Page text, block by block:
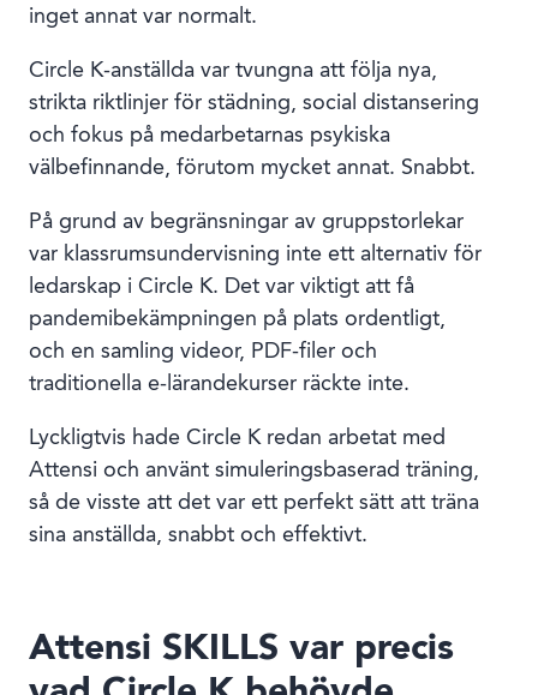
inget annat var normalt.
Circle K-anställda var tvungna att följa nya,
strikta riktlinjer för städning, social distansering
och fokus på medarbetarnas psykiska
välbefinnande, förutom mycket annat. Snabbt.
På grund av begränsningar av gruppstorlekar
var klassrumsundervisning inte ett alternativ för
ledarskap i Circle K. Det var viktigt att få
pandemibekämpningen på plats ordentligt,
och en samling videor, PDF-filer och
traditionella e-lärandekurser räckte inte.
Lyckligtvis hade Circle K redan arbetat med
Attensi och använt simuleringsbaserad träning,
så de visste att det var ett perfekt sätt att träna
sina anställda, snabbt och effektivt.
Attensi SKILLS var precis